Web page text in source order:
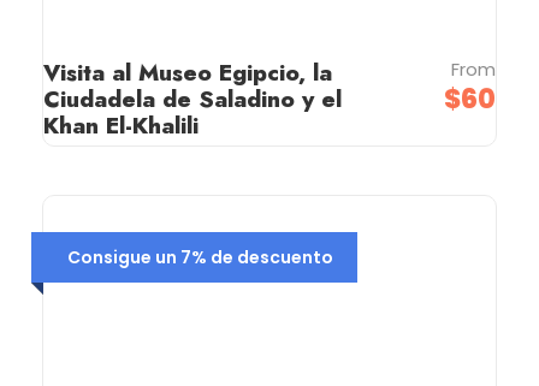
Visita al Museo Egipcio, la
Ciudadela de Saladino y el
Khan El-Khalili
From
$60
Consigue un 7% de descuento